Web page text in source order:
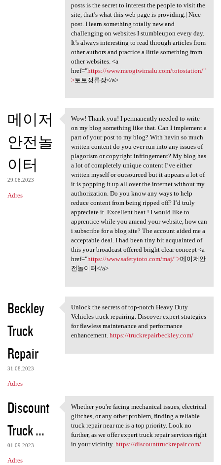
posts is the secret to interest the people to visit the
site, that’s what this web page is providing.| Nice
post. I learn something totally new and
challenging on websites I stumbleupon every day.
It’s always interesting to read through articles from
other authors and practice a little something from
other websites. <a
href="https://www.meogtwimalu.com/totostation/"
>토토정류장</a>
메이저
안전놀
이터
29.08.2023
Adres
Wow! Thank you! I permanently
Wow! Thank you! I permanently needed to write
on my blog something like that. Can I implement a
part of your post to my blog? With havin so much
written content do you ever run into any issues of
plagorism or copyright infringement? My blog has
a lot of completely unique content I’ve either
written myself or outsourced but it appears a lot of
it is popping it up all over the internet without my
authorization. Do you know any ways to help
reduce content from being ripped off? I’d truly
appreciate it. Excellent beat ! I would like to
apprentice while you amend your website, how can
i subscribe for a blog site? The account aided me a
acceptable deal. I had been tiny bit acquainted of
this your broadcast offered bright clear concept <a
href="https://www.safetytoto.com/maj/">메이저안
전놀이터</a>
Beckley
Truck
Repair
31.08.2023
Adres
Unlock the secrets of top
Unlock the secrets of top-notch Heavy Duty
Vehicles truck repairing. Discover expert strategies
for flawless maintenance and performance
enhancement. https://truckrepairbeckley.com/
Discount
Truck ...
01.09.2023
Adres
Whether you're facing
Whether you're facing mechanical issues, electrical
glitches, or any other problem, finding a reliable
truck repair near me is a top priority. Look no
further, as we offer expert truck repair services right
in your vicinity. https://discounttruckrepair.com/